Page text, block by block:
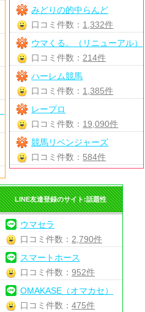
みどりの的中らんど
口コミ件数： 1,332件
ウマくる。（リニューアル）
口コミ件数： 214件
ハーレム競馬
口コミ件数： 1,385件
レープロ
口コミ件数： 19,090件
競馬リベンジャーズ
口コミ件数： 584件
LINE友達登録のサイト:話題性
ウマセラ
口コミ件数： 2,790件
スマートホース
口コミ件数： 952件
OMAKASE（オマカセ）
口コミ件数： 475件